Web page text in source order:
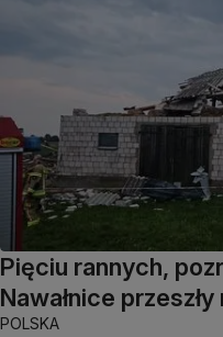
Pięciu rannych,
Nawałnice
POLSKA